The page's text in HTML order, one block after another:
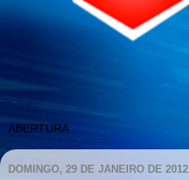
DOMINGO, 29 DE JANEIRO DE 2012